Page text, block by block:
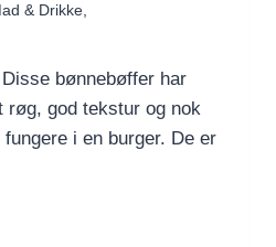
& Drikke
bønnebøffer har
røg, god tekstur og nok
i en burger. De er